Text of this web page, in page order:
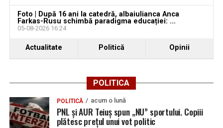
Foto | După 16 ani la catedră, albaiulianca Anca
Farkas-Rusu schimbă paradigma educației: ...
05-08-2026 16:24
Actualitate Politică Opinii
POLITICA
POLITICĂ acum o lună
PNL și AUR Teiuș spun „NU” sportului. Copiii
plătesc prețul unui vot politic